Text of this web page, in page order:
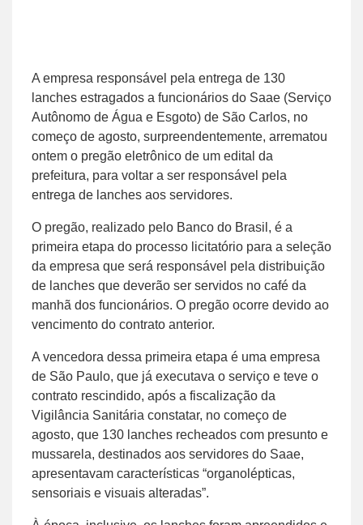
A empresa responsável pela entrega de 130
lanches estragados a funcionários do Saae (Serviço
Autônomo de Água e Esgoto) de São Carlos, no
começo de agosto, surpreendentemente, arrematou
ontem o pregão eletrônico de um edital da
prefeitura, para voltar a ser responsável pela
entrega de lanches aos servidores.
O pregão, realizado pelo Banco do Brasil, é a
primeira etapa do processo licitatório para a seleção
da empresa que será responsável pela distribuição
de lanches que deverão ser servidos no café da
manhã dos funcionários. O pregão ocorre devido ao
vencimento do contrato anterior.
A vencedora dessa primeira etapa é uma empresa
de São Paulo, que já executava o serviço e teve o
contrato rescindido, após a fiscalização da
Vigilância Sanitária constatar, no começo de
agosto, que 130 lanches recheados com presunto e
mussarela, destinados aos servidores do Saae,
apresentavam características “organolépticas,
sensoriais e visuais alteradas”.